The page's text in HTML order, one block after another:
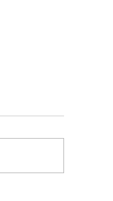
ABRA lança guia de Não